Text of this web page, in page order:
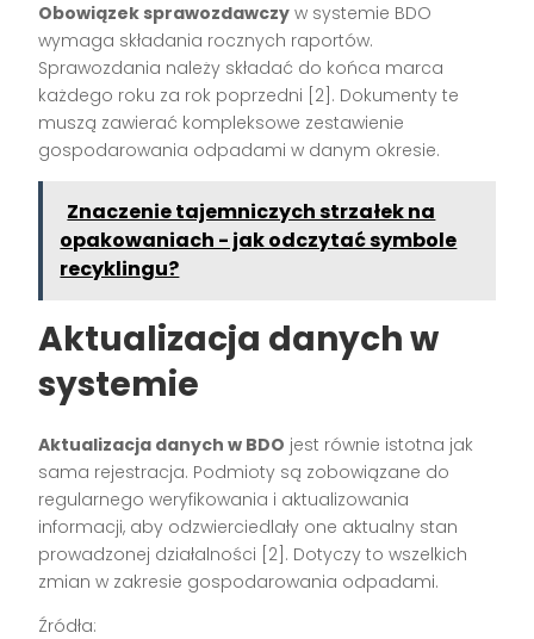
Obowiązek sprawozdawczy w systemie BDO
wymaga składania rocznych raportów.
Sprawozdania należy składać do końca marca
każdego roku za rok poprzedni [2]. Dokumenty te
muszą zawierać kompleksowe zestawienie
gospodarowania odpadami w danym okresie.
Znaczenie tajemniczych strzałek na
opakowaniach - jak odczytać symbole
recyklingu?
Aktualizacja danych w
systemie
Aktualizacja danych w BDO jest równie istotna jak
sama rejestracja. Podmioty są zobowiązane do
regularnego weryfikowania i aktualizowania
informacji, aby odzwierciedlały one aktualny stan
prowadzonej działalności [2]. Dotyczy to wszelkich
zmian w zakresie gospodarowania odpadami.
Źródła: